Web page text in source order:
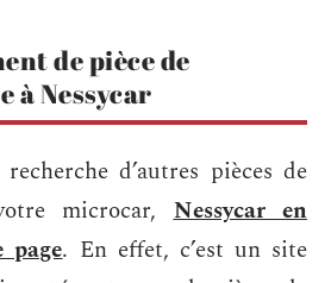
de pièce de
à Nessycar
d’autres pièces de
microcar,Nessycar en
page. En effet, c’est un site